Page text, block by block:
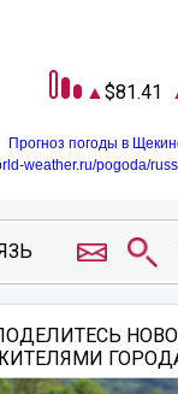
81.41
Прогноз погоды в
weather.ru/pogoda/